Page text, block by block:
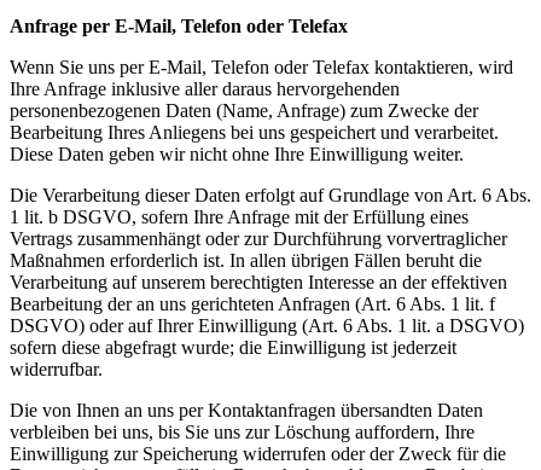
Anfrage per E-Mail, Telefon oder Telefax
Wenn Sie uns per E-Mail, Telefon oder Telefax kontaktieren, wird
Ihre Anfrage inklusive aller daraus hervorgehenden
personenbezogenen Daten (Name, Anfrage) zum Zwecke der
Bearbeitung Ihres Anliegens bei uns gespeichert und verarbeitet.
Diese Daten geben wir nicht ohne Ihre Einwilligung weiter.
Die Verarbeitung dieser Daten erfolgt auf Grundlage von Art. 6 Abs.
1 lit. b DSGVO, sofern Ihre Anfrage mit der Erfüllung eines
Vertrags zusammenhängt oder zur Durchführung vorvertraglicher
Maßnahmen erforderlich ist. In allen übrigen Fällen beruht die
Verarbeitung auf unserem berechtigten Interesse an der effektiven
Bearbeitung der an uns gerichteten Anfragen (Art. 6 Abs. 1 lit. f
DSGVO) oder auf Ihrer Einwilligung (Art. 6 Abs. 1 lit. a DSGVO)
sofern diese abgefragt wurde; die Einwilligung ist jederzeit
widerrufbar.
Die von Ihnen an uns per Kontaktanfragen übersandten Daten
verbleiben bei uns, bis Sie uns zur Löschung auffordern, Ihre
Einwilligung zur Speicherung widerrufen oder der Zweck für die